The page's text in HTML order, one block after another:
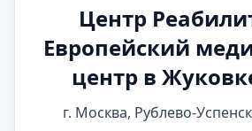
Центр
Европейский
центр в
г. Москва, Рублево-